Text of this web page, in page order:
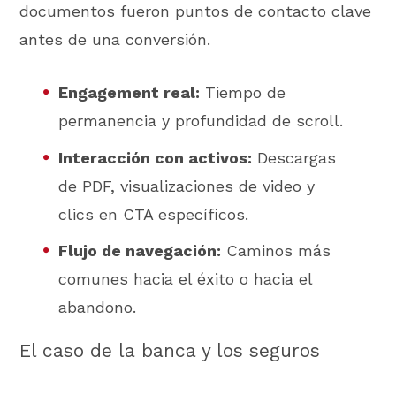
documentos fueron puntos de contacto clave
antes de una conversión.
Engagement real: Tiempo de
permanencia y profundidad de scroll.
Interacción con activos: Descargas
de PDF, visualizaciones de video y
clics en CTA específicos.
Flujo de navegación: Caminos más
comunes hacia el éxito o hacia el
abandono.
El caso de la banca y los seguros